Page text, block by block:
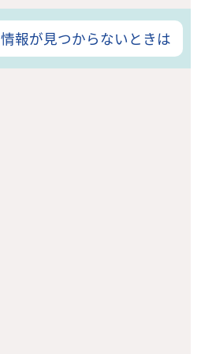
情報が見つからないときは